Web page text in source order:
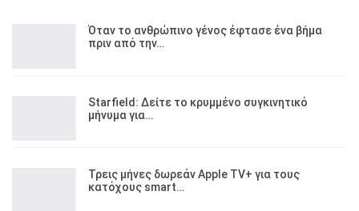
Όταν το ανθρώπινο γένος έφτασε ένα βήμα
πριν από την…
Starfield: Δείτε το κρυμμένο συγκινητικό
μήνυμα για…
Τρεις μήνες δωρεάν Apple TV+ για τους
κατόχους smart…